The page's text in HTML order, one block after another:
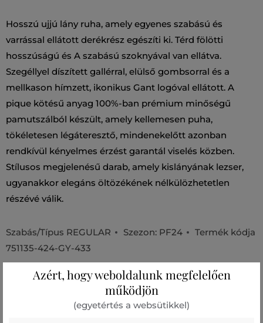
Hosszú ujjú lány ruha, amely egyenes szabású és
varrással ellátott derékrész egészíti ki. Térd fölötti
hosszúságú és A szabású szoknyával van ellátva.
Szegéllyel díszített gallérral, elülső gombsorral és a
mellkason hímzett, ikonikus Gant logóval ellátott. A
pique kötésű anyag 100%-ban prémium minőségű
pamutszálból készült, amely kellemesen puha,
tökéletesen légáteresztő, mindenekelőtt azonban
rendkívül kényelmes érzést garantál viselés közben.
Stílusos megjelenésű darab, amely kislányának lezser,
ugyanakkor elegáns öltözékének nélkülözhetetlen
részévé válik.
Szabás/Típus REGULAR Szezon: PF24
Termék kódja
751135-424-GY-433
Összetétel
Azért, hogy weboldalunk megfelelően
működjön
(egyetértés a websütikkel)